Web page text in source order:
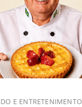
E ENTRETENIMENTO